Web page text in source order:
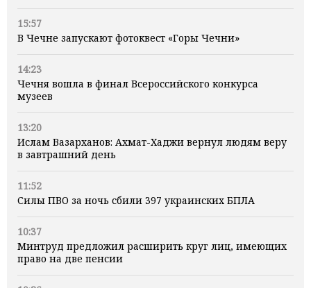
15:57
В Чечне запускают фотоквест «Горы Чечни»
14:23
Чечня вошла в финал Всероссийского конкурса
музеев
13:20
Ислам Вазарханов: Ахмат-Хаджи вернул людям веру
в завтрашний день
11:52
Силы ПВО за ночь сбили 397 украинских БПЛА
10:37
Минтруд предложил расширить круг лиц, имеющих
право на две пенсии